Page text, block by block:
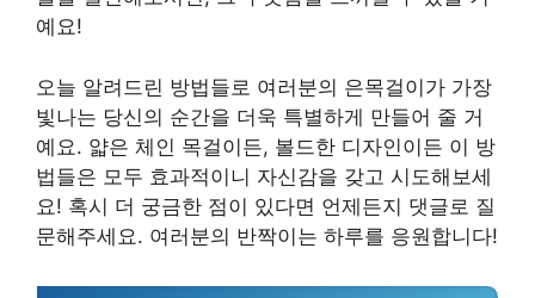
예요!
오늘 알려드린 방법들로 여러분의 은목걸이가 가장
빛나는 당신의 순간을 더욱 특별하게 만들어 줄 거
예요. 얇은 체인 목걸이든, 볼드한 디자인이든 이 방
법들은 모두 효과적이니 자신감을 갖고 시도해보세
요! 혹시 더 궁금한 점이 있다면 언제든지 댓글로 질
문해주세요. 여러분의 반짝이는 하루를 응원합니다!